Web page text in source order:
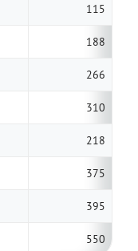
115
188
266
310
218
375
395
550